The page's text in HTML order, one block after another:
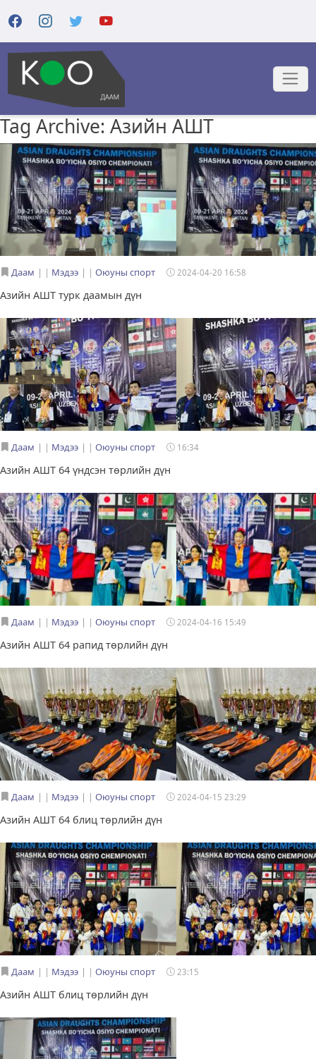
Tag Archive: Азийн АШТ
Даам | Мэдээ | Оюуны спорт 2024-04-20 16:58
Азийн АШТ турк даамын дүн
Даам | Мэдээ | Оюуны спорт 16:34
Азийн АШТ 64 үндсэн төрлийн дүн
Даам | Мэдээ | Оюуны спорт 2024-04-16 15:49
Азийн АШТ 64 рапид төрлийн дүн
Даам | Мэдээ | Оюуны спорт 2024-04-15 23:29
Азийн АШТ 64 блиц төрлийн дүн
Даам | Мэдээ | Оюуны спорт 23:15
Азийн АШТ блиц төрлийн дүн